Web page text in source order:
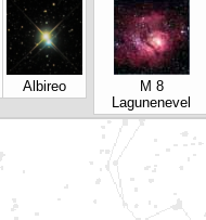
Albireo
M 8
Lagunenevel